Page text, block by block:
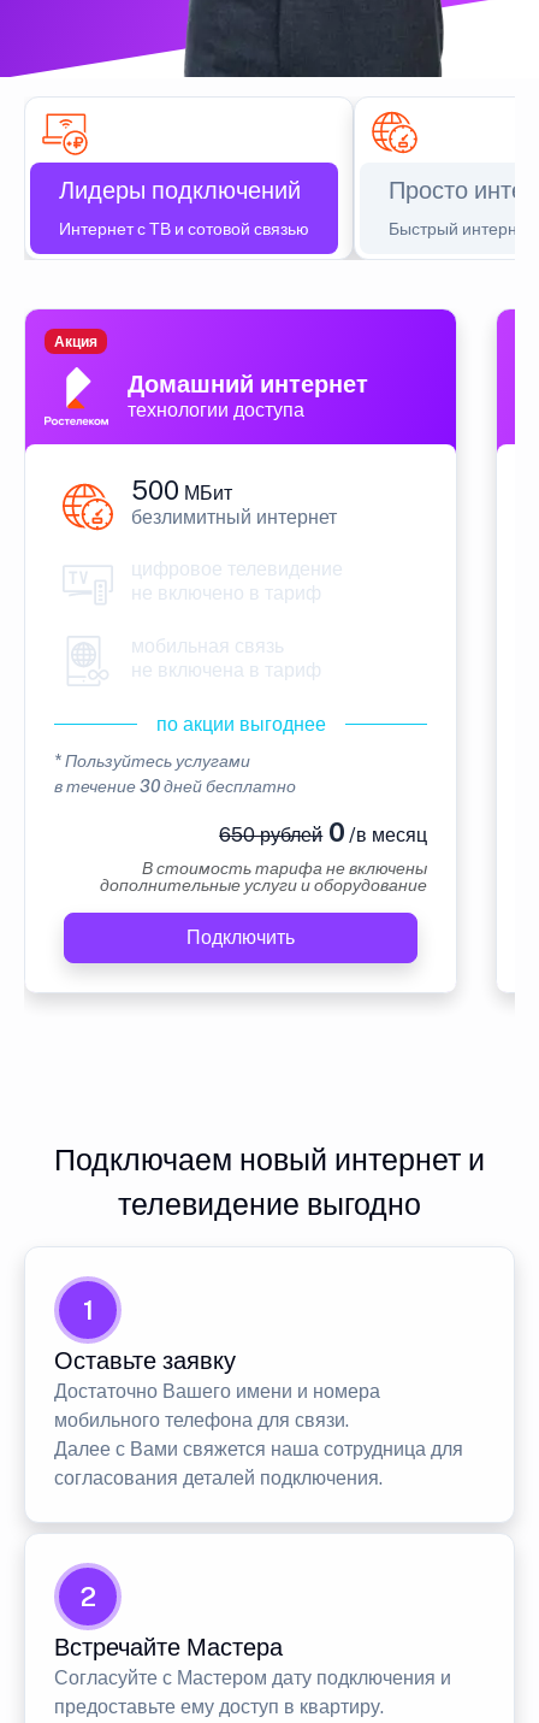
Лидеры подключений
Интернет с ТВ и сотовой связью
Просто
Быстрый интернет
Домашний интернет
технологии доступа
Акция
500 МБит
безлимитный интернет
цифровое телевидение
не включено в тариф
мобильная связь
не включена в тариф
по акции выгоднее
* Пользуйтесь услугами
в течение 30 дней бесплатно
650 рублей0 /в месяц
В стоимость тарифа не включены
дополнительные услуги и оборудование
Подключить
Подключаем новый интернет и
телевидение выгодно
1
Оставьте заявку
Достаточно Вашего имени и номера
мобильного телефона для связи.
Далее с Вами свяжется наша сотрудница для
согласования деталей подключения.
2
Встречайте Мастера
Согласуйте с Мастером дату подключения и
предоставьте ему доступ в квартиру.